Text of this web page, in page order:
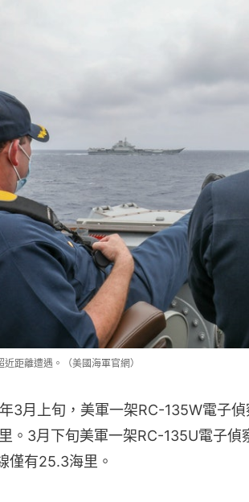
距離遭遇。（美國海軍官網）
3月上旬，美軍一架RC-135W電子
。3月下旬美軍一架RC-135U電子偵
僅有25.3海里。